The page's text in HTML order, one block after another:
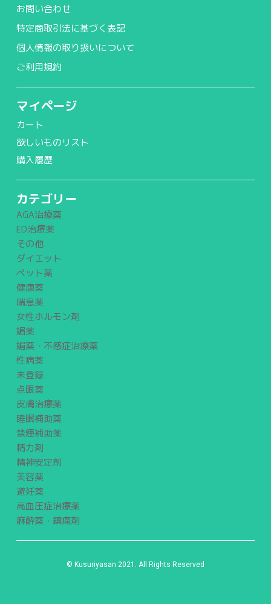
お問い合わせ
特定商取引法に基づく表記
個人情報の取り扱いについて
ご利用規約
マイページ
カート
欲しいものリスト
購入履歴
カテゴリー
AGA治療薬
ED治療薬
その他
ダイエット
ペット薬
健康薬
喘息薬
女性ホルモン剤
媚薬
媚薬・不感症治療薬
性病薬
未登録
点眼薬
皮膚治療薬
睡眠補助薬
禁煙補助薬
精力剤
精神安定剤
美容薬
避妊薬
高血圧症治療薬
麻酔薬・鎮痛剤
© Kusuriyasan 2021. All Rights Reserved